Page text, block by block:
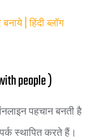
| हिंदी ब्लॉग
people )
पहचान बनती है
स्थापित करते हैं।